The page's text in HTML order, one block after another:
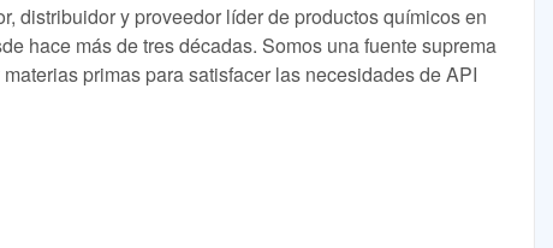
distribuidor y proveedor líder de productos químicos en
hace más de tres décadas. Somos una fuente suprema
primas para satisfacer las necesidades de API